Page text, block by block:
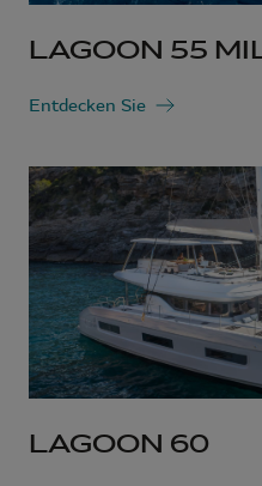
LAGOON 55
Entdecken Sie
LAGOON 60